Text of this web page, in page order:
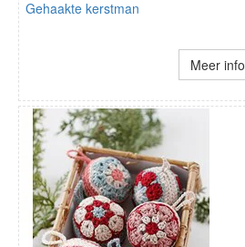
Gehaakte kerstman
Meer info